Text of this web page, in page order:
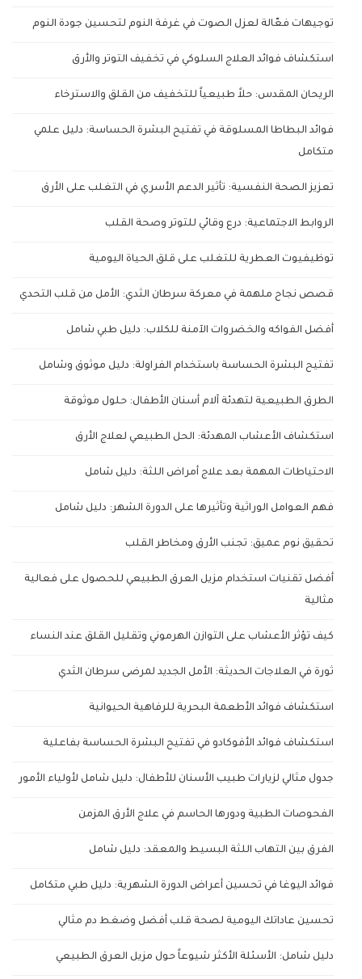
توجيهات فعّالة لعزل الصوت في غرفة النوم لتحسين جودة النوم
استكشاف فوائد العلاج السلوكي في تخفيف التوتر والأرق
الريحان المقدس: حلاً طبيعياً للتخفيف من القلق والاسترخاء
فوائد البطاطا المسلوقة في تفتيح البشرة الحساسة: دليل علمي
متكامل
تعزيز الصحة النفسية: تأثير الدعم الأسري في التغلب على الأرق
الروابط الاجتماعية: درع وقائي للتوتر وصحة القلب
توظيفيوت العطرية للتغلب على قلق الحياة اليومية
قصص نجاح ملهمة في معركة سرطان الثدي: الأمل من قلب التحدي
أفضل الفواكه والخضروات الآمنة للكلاب: دليل طبي شامل
تفتيح البشرة الحساسة باستخدام الفراولة: دليل موثوق وشامل
الطرق الطبيعية لتهدئة آلام أسنان الأطفال: حلول موثوقة
استكشاف الأعشاب المهدئة: الحل الطبيعي لعلاج الأرق
الاحتياطات المهمة بعد علاج أمراض اللثة: دليل شامل
فهم العوامل الوراثية وتأثيرها على الدورة الشهر: دليل شامل
تحقيق نوم عميق: تجنب الأرق ومخاطر القلب
أفضل تقنيات استخدام مزيل العرق الطبيعي للحصول على فعالية
مثالية
كيف تؤثر الأعشاب على التوازن الهرموني وتقليل القلق عند النساء
ثورة في العلاجات الحديثة: الأمل الجديد لمرضى سرطان الثدي
استكشاف فوائد الأطعمة البحرية للرفاهية الحيوانية
استكشاف فوائد الأفوكادو في تفتيح البشرة الحساسة بفاعلية
جدول مثالي لزيارات طبيب الأسنان للأطفال: دليل شامل لأولياء الأمور
الفحوصات الطبية ودورها الحاسم في علاج الأرق المزمن
الفرق بين التهاب اللثة البسيط والمعقد: دليل شامل
فوائد اليوغا في تحسين أعراض الدورة الشهرية: دليل طبي متكامل
تحسين عاداتك اليومية لصحة قلب أفضل وضغط دم مثالي
دليل شامل: الأسئلة الأكثر شيوعاً حول مزيل العرق الطبيعي